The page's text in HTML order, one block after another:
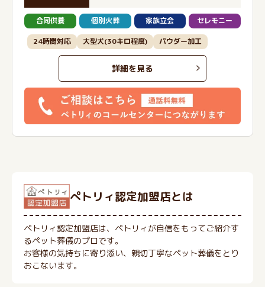
合同供養 個別火葬 家族立会 セレモニー
24時間対応 大型犬(30キロ程度) パウダー加工
詳細を見る
ぺトリィ認定加盟店とは
ペトリィ認定加盟店は、ペトリィが自信をもってご紹介す
るペット葬儀のプロです。
お客様の気持ちに寄り添い、親切丁寧なペット葬儀をとり
おこないます。